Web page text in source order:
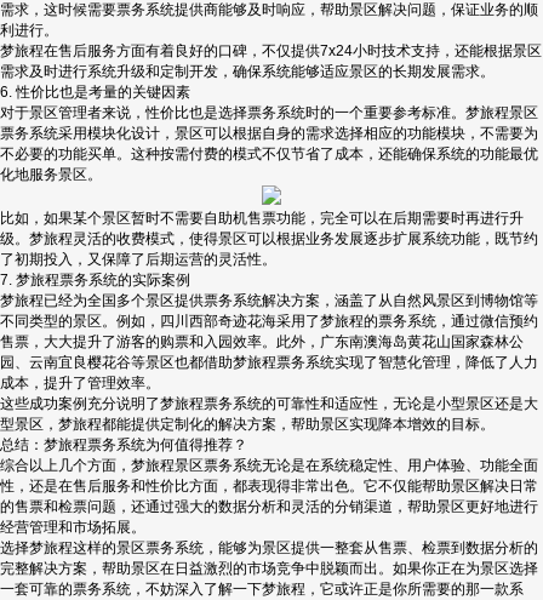
需求，这时候需要票务系统提供商能够及时响应，帮助景区解决问题，保证业务的顺
利进行。
梦旅程在售后服务方面有着良好的口碑，不仅提供7x24小时技术支持，还能根据景区
需求及时进行系统升级和定制开发，确保系统能够适应景区的长期发展需求。
6. 性价比也是考量的关键因素
对于景区管理者来说，性价比也是选择票务系统时的一个重要参考标准。梦旅程景区
票务系统采用模块化设计，景区可以根据自身的需求选择相应的功能模块，不需要为
不必要的功能买单。这种按需付费的模式不仅节省了成本，还能确保系统的功能最优
化地服务景区。
比如，如果某个景区暂时不需要自助机售票功能，完全可以在后期需要时再进行升
级。梦旅程灵活的收费模式，使得景区可以根据业务发展逐步扩展系统功能，既节约
了初期投入，又保障了后期运营的灵活性。
7. 梦旅程票务系统的实际案例
梦旅程已经为全国多个景区提供票务系统解决方案，涵盖了从自然风景区到博物馆等
不同类型的景区。例如，四川西部奇迹花海采用了梦旅程的票务系统，通过微信预约
售票，大大提升了游客的购票和入园效率。此外，广东南澳海岛黄花山国家森林公
园、云南宜良樱花谷等景区也都借助梦旅程票务系统实现了智慧化管理，降低了人力
成本，提升了管理效率。
这些成功案例充分说明了梦旅程票务系统的可靠性和适应性，无论是小型景区还是大
型景区，梦旅程都能提供定制化的解决方案，帮助景区实现降本增效的目标。
总结：梦旅程票务系统为何值得推荐？
综合以上几个方面，梦旅程景区票务系统无论是在系统稳定性、用户体验、功能全面
性，还是在售后服务和性价比方面，都表现得非常出色。它不仅能帮助景区解决日常
的售票和检票问题，还通过强大的数据分析和灵活的分销渠道，帮助景区更好地进行
经营管理和市场拓展。
选择梦旅程这样的景区票务系统，能够为景区提供一整套从售票、检票到数据分析的
完整解决方案，帮助景区在日益激烈的市场竞争中脱颖而出。如果你正在为景区选择
一套可靠的票务系统，不妨深入了解一下梦旅程，它或许正是你所需要的那一款系